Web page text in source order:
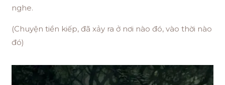
nghe.
(Chuyện tiền kiếp, đã xảy ra ở nơi nào đó, vào thời nào
đó)